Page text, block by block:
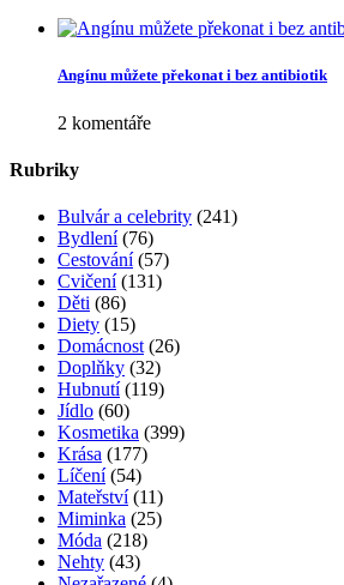
Angínu můžete překonat i bez antibiotik
2 komentáře
Rubriky
Bulvár a celebrity (241)
Bydlení(76)
Cestování(57)
Cvičení(131)
Děti (86)
Diety (15)
Domácnost (26)
Doplňky (32)
Hubnutí(119)
Jídlo (60)
Kosmetika (399)
Krása (177)
Líčení(54)
Mateřství(11)
Miminka (25)
Móda (218)
Nehty (43)